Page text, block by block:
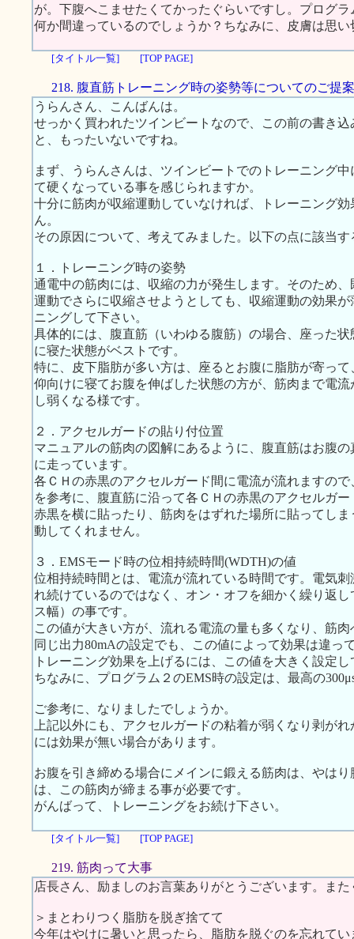
が。下腹へこませたくてかったぐらいですし。プログ
何か間違っているのでしょうか？ちなみに、皮膚は思
[タイトル一覧] [TOP PAGE]
218. 腹直筋トレーニング時の姿勢等についてのご提
うらんさん、こんばんは。
せっかく買われたツインビートなので、この前の書き
と、もったいないですね。
まず、うらんさんは、ツインビートでのトレーニング
て硬くなっている事を感じられますか。
十分に筋肉が収縮運動していなければ、トレーニング
ん。
その原因について、考えてみました。以下の点に該当
１．トレーニング時の姿勢
通電中の筋肉には、収縮の力が発生します。そのため
運動でさらに収縮させようとしても、収縮運動の効果
ニングして下さい。
具体的には、腹直筋（いわゆる腹筋）の場合、座った
に寝た状態がベストです。
特に、皮下脂肪が多い方は、座るとお腹に脂肪が寄っ
仰向けに寝てお腹を伸ばした状態の方が、筋肉まで電
し弱くなる様です。
２．アクセルガードの貼り付位置
マニュアルの筋肉の図解にあるように、腹直筋はお腹
に走っています。
各ＣＨの赤黒のアクセルガード間に電流が流れますの
を参考に、腹直筋に沿って各ＣＨの赤黒のアクセルガ
赤黒を横に貼ったり、筋肉をはずれた場所に貼ってし
動してくれません。
３．EMSモード時の位相持続時間(WDTH)の値
位相持続時間とは、電流が流れている時間です。電気
れ続けているのではなく、オン・オフを細かく繰り返
ス幅）の事です。
この値が大きい方が、流れる電流の量も多くなり、筋
同じ出力80mAの設定でも、この値によって効果は違っ
トレーニング効果を上げるには、この値を大きく設定
ちなみに、プログラム２のEMS時の設定は、最高の
ご参考に、なりましたでしょうか。
上記以外にも、アクセルガードの粘着が弱くなり剥が
には効果が無い場合があります。
お腹を引き締める場合にメインに鍛える筋肉は、やは
は、この筋肉が締まる事が必要です。
がんばって、トレーニングをお続け下さい。
[タイトル一覧] [TOP PAGE]
219. 筋肉って大事
店長さん、励ましのお言葉ありがとうございます。ま
＞まとわりつく脂肪を脱ぎ捨てて
今年はやけに暑いと思ったら、脂肪を脱ぐのを忘れて